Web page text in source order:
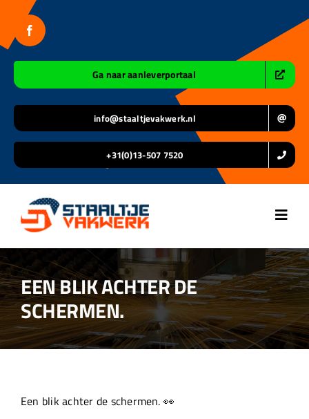
inhoud
Ga naar aanleverportaal
info@staaltjevakwerk.nl
+31(0)13-507 7520
Home
Over ons
EEN BLIK ACHTER DE
SCHERMEN.
Een blik achter de schermen. 👀